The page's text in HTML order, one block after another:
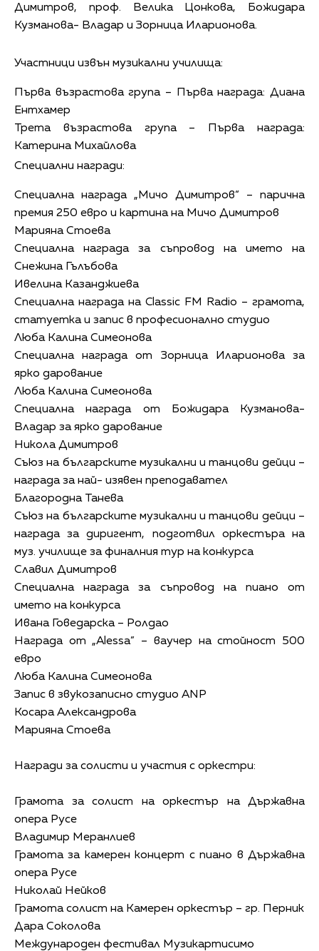
Димитров, проф. Велика Цонкова, Божидара
Кузманова- Владар и Зорница Иларионова.
Участници извън музикални училища:
Първа възрастова група – Първа награда: Диана
Ентхамер
Трета възрастова група – Първа награда:
Катерина Михайлова
Специални награди:
Специална награда „Мичо Димитров“ – парична
премия 250 евро и картина на Мичо Димитров
Марияна Стоева
Специална награда за съпровод на името на
Снежина Гълъбова
Ивелина Казанджиева
Специална награда на Classic FM Radio – грамота,
статуетка и запис в професионално студио
Люба Калина Симеонова
Специална награда от Зорница Иларионова за
ярко дарование
Люба Калина Симеонова
Специална награда от Божидара Кузманова-
Владар за ярко дарование
Никола Димитров
Съюз на българските музикални и танцови дейци –
награда за най- изявен преподавател
Благородна Танева
Съюз на българските музикални и танцови дейци –
награда за диригент, подготвил оркестъра на
муз. училище за финалния тур на конкурса
Славил Димитров
Специална награда за съпровод на пиано от
името на конкурса
Ивана Говедарска – Ролдао
Награда от „Alessa” – ваучер на стойност 500
евро
Люба Калина Симеонова
Запис в звукозаписно студио ANP
Косара Александрова
Марияна Стоева
Награди за солисти и участия с оркестри:
Грамота за солист на оркестър на Държавна
опера Русе
Владимир Меранлиев
Грамота за камерен концерт с пиано в Държавна
опера Русе
Николай Нейков
Грамота солист на Камерен оркестър – гр. Перник
Дара Соколова
Международен фестивал Музикартисимо